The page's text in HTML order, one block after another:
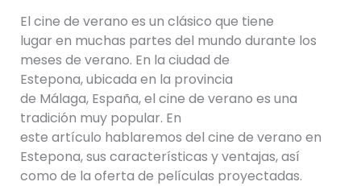
El cine de verano es un clásico que tiene
lugar en muchas partes del mundo durante los
meses de verano. En la ciudad de
Estepona, ubicada en la provincia
de Málaga, España, el cine de verano es una
tradición muy popular. En
este artículo hablaremos del cine de verano en
Estepona, sus características y ventajas, así
como de la oferta de películas proyectadas.